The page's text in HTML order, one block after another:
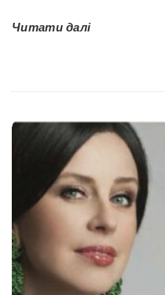
Читати далі